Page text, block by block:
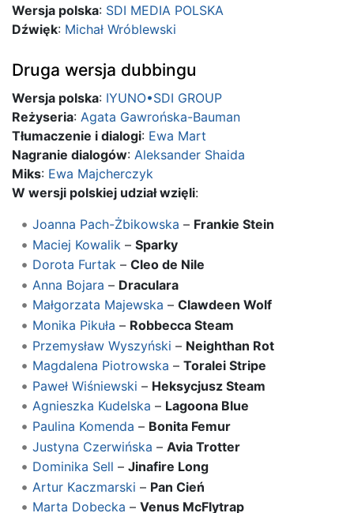
Wersja polska: SDI MEDIA POLSKA
Dźwięk: Michał Wróblewski
Druga wersja dubbingu
Wersja polska: IYUNO•SDI GROUP
Reżyseria: Agata Gawrońska-Bauman
Tłumaczenie i dialogi: Ewa Mart
Nagranie dialogów: Aleksander Shaida
Miks: Ewa Majcherczyk
W wersji polskiej udział wzięli:
Joanna Pach-Żbikowska – Frankie Stein
Maciej Kowalik – Sparky
Dorota Furtak– Cleo de Nile
Anna Bojara – Draculara
Małgorzata Majewska – Clawdeen Wolf
Monika Pikuła – Robbecca Steam
Przemysław Wyszyński – Neighthan Rot
Magdalena Piotrowska – Toralei Stripe
Paweł Wiśniewski – Heksycjusz Steam
Agnieszka Kudelska – Lagoona Blue
Paulina Komenda – Bonita Femur
Justyna Czerwińska – Avia Trotter
Dominika Sell – Jinafire Long
Artur Kaczmarski – Pan Cień
Marta Dobecka – Venus McFlytrap